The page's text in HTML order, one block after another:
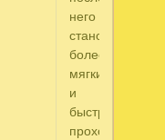
него
становится
более
мягким
и
быстрее
проходит.